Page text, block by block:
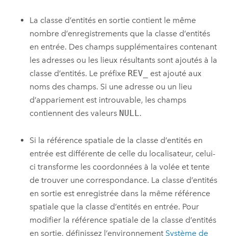
La classe d’entités en sortie contient le même
nombre d’enregistrements que la classe d’entités
en entrée. Des champs supplémentaires contenant
les adresses ou les lieux résultants sont ajoutés à la
classe d’entités. Le préfixe REV_
est ajouté aux
noms des champs. Si une adresse ou un lieu
d’appariement est introuvable, les champs
contiennent des valeurs NULL.
Si la référence spatiale de la classe d’entités en
entrée est différente de celle du localisateur, celui-
ci transforme les coordonnées à la volée et tente
de trouver une correspondance. La classe d’entités
en sortie est enregistrée dans la même référence
spatiale que la classe d’entités en entrée. Pour
modifier la référence spatiale de la classe d’entités
en sortie, définissez l’environnement Système de